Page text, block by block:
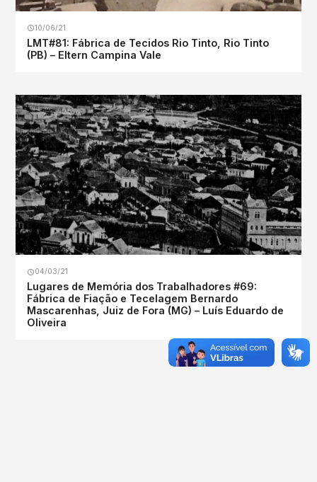
10/06/21
LMT#81: Fábrica de Tecidos Rio Tinto, Rio Tinto
(PB) – Eltern Campina Vale
04/03/21
Lugares de Memória dos Trabalhadores #69:
Fábrica de Fiação e Tecelagem Bernardo
Mascarenhas, Juiz de Fora (MG) – Luís Eduardo de
Oliveira